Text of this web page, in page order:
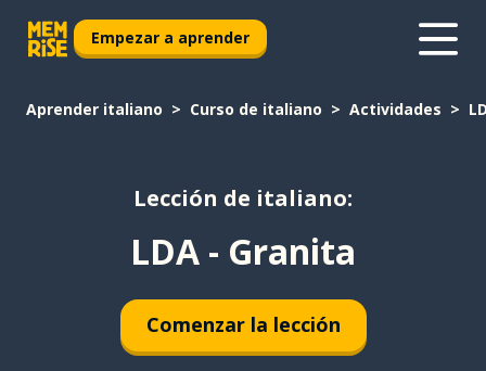
Empezar a aprender
Aprender italiano Curso de italiano Actividades
Lección de italiano:
LDA - Granita
Comenzar la lección